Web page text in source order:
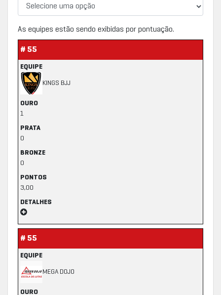
As equipes estão sendo exibidas por pontuação.
# 55
EQUIPE
KINGS BJJ
OURO
1
PRATA
0
BRONZE
0
PONTOS
3,00
DETALHES
# 55
EQUIPE
MEGA DOJO
OURO